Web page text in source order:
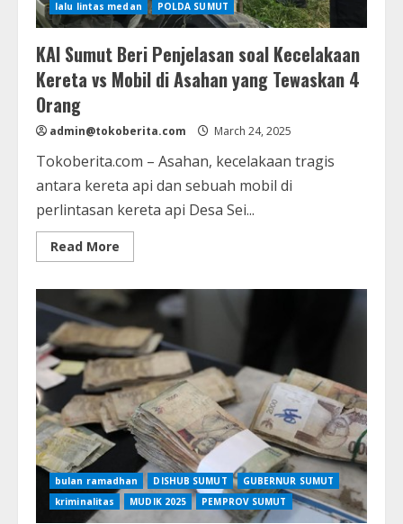
lalu lintas medan
POLDA SUMUT
KAI Sumut Beri Penjelasan soal Kecelakaan
Kereta vs Mobil di Asahan yang Tewaskan 4
Orang
admin@tokoberita.com March 24, 2025
Tokoberita.com – Asahan, kecelakaan tragis
antara kereta api dan sebuah mobil di
perlintasan kereta api Desa Sei...
Read More
more
Beri
Penjelasan
soal
Kecelakaan
Kereta
Mobil
di
Asahan
yang
Tewaskan
Orang
bulan ramadhan DISHUB SUMUT
GUBERNUR SUMUT
kriminalitas
MUDIK 2025 PEMPROV SUMUT